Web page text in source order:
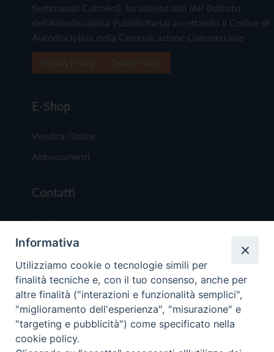
Settimanali Cattolici), ha aderito allo IAP (Istituto
dell'Autodisciplina Pubblicitaria) accettando il Codice di
Autodisciplina della Comunicazione Commerciale
E-Shop
Vendita Online
Abbonamenti
Contatti
Chi Siamo
Redazione
Scrivici
Copyright © 2019 - Tutti i diritti riservati - Vita
Informativa
Utilizziamo cookie o tecnologie simili per
finalità tecniche e, con il tuo consenso, anche per
altre finalità ("interazioni e funzionalità semplici",
"miglioramento dell'esperienza", "misurazione" e
"targeting e pubblicità") come specificato nella
cookie policy.